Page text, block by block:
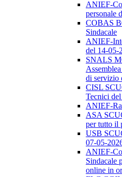
ANIEF-
personale
COBAS
Sindacale
ANIEF-
del 14-05-
SNALS
di servizio
CISL
Tecnici
ANIEF-
ASA
per tutto il
USB
07-05-
ANIEF-
Sindacale
online in